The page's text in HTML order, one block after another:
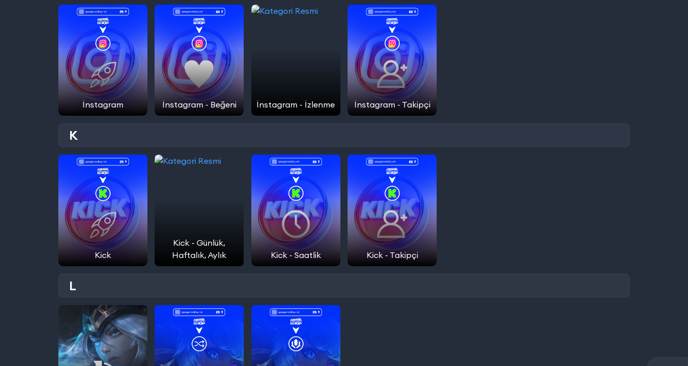
İnstagram İnstagram - Beğeni İnstagram - İzlenme İnstagram - Takipçi
K
Kick
Kick - Günlük,
Haftalık, Aylık
Kick - Saatlik Kick - Takipçi
L